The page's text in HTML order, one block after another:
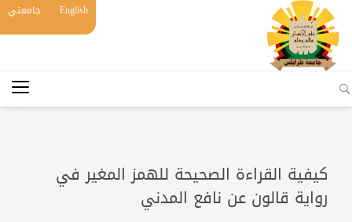
English جامعتي
كيفية القراءة الصحيحة للهمز المغير في
رواية قالون عن نافع المدني